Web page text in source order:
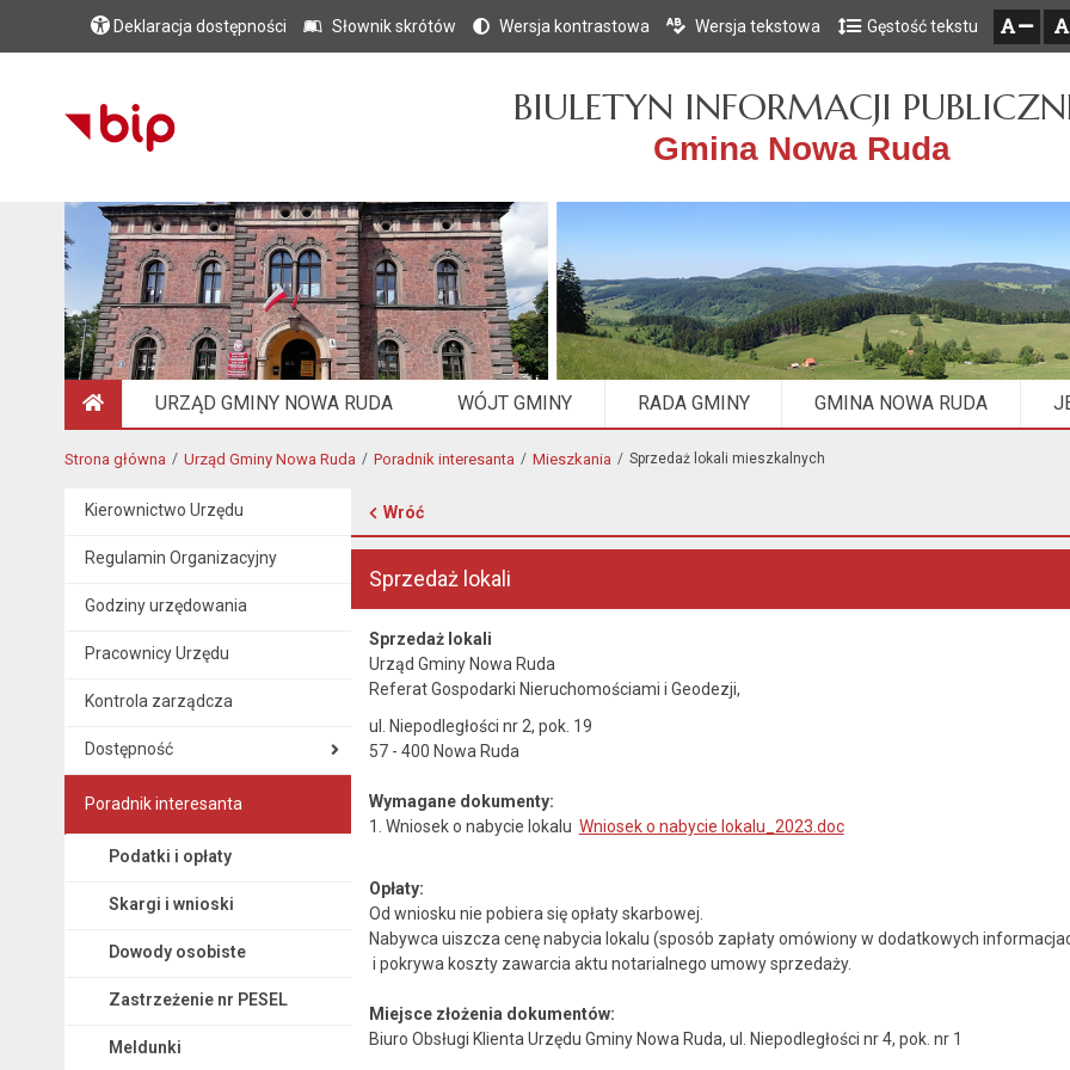
Przejdź do głównego menu
Przejdź do treści
Przejdź do mapy serwisu
Deklaracja dostępności Słownik skrótów Wersja kontrastowa Wersja tekstowa Gęstość tekstu
BIULETYN INFORMACJI
Gmina Nowa Ruda
URZĄD GMINY NOWA RUDA WÓJT GMINY RADA GMINY GMINA NOWA RUDA
Strona główna Urząd Gminy Nowa Ruda Poradnik interesanta Mieszkania Sprzedaż lokali mieszkalnych
Kierownictwo Urzędu
Regulamin Organizacyjny
Godziny urzędowania
Pracownicy Urzędu
Kontrola zarządcza
Dostępność
Poradnik interesanta
Podatki i opłaty
Skargi i wnioski
Dowody osobiste
Zastrzeżenie nr PESEL
Meldunki
Wróć
Sprzedaż lokali
Sprzedaż lokali
Urząd Gminy Nowa Ruda
Referat Gospodarki Nieruchomościami i Geodezji,
ul. Niepodległości nr 2, pok. 19
57 - 400 Nowa Ruda
Wymagane dokumenty:
1. Wniosek o nabycie lokalu Wniosek o nabycie lokalu_2023.doc
Opłaty:
Od wniosku nie pobiera się opłaty skarbowej.
Nabywca uiszcza cenę nabycia lokalu (sposób zapłaty omówiony w dodatkowych
i pokrywa koszty zawarcia aktu notarialnego umowy sprzedaży.
Miejsce złożenia dokumentów:
Biuro Obsługi Klienta Urzędu Gminy Nowa Ruda, ul. Niepodległości nr 4, pok. nr 1